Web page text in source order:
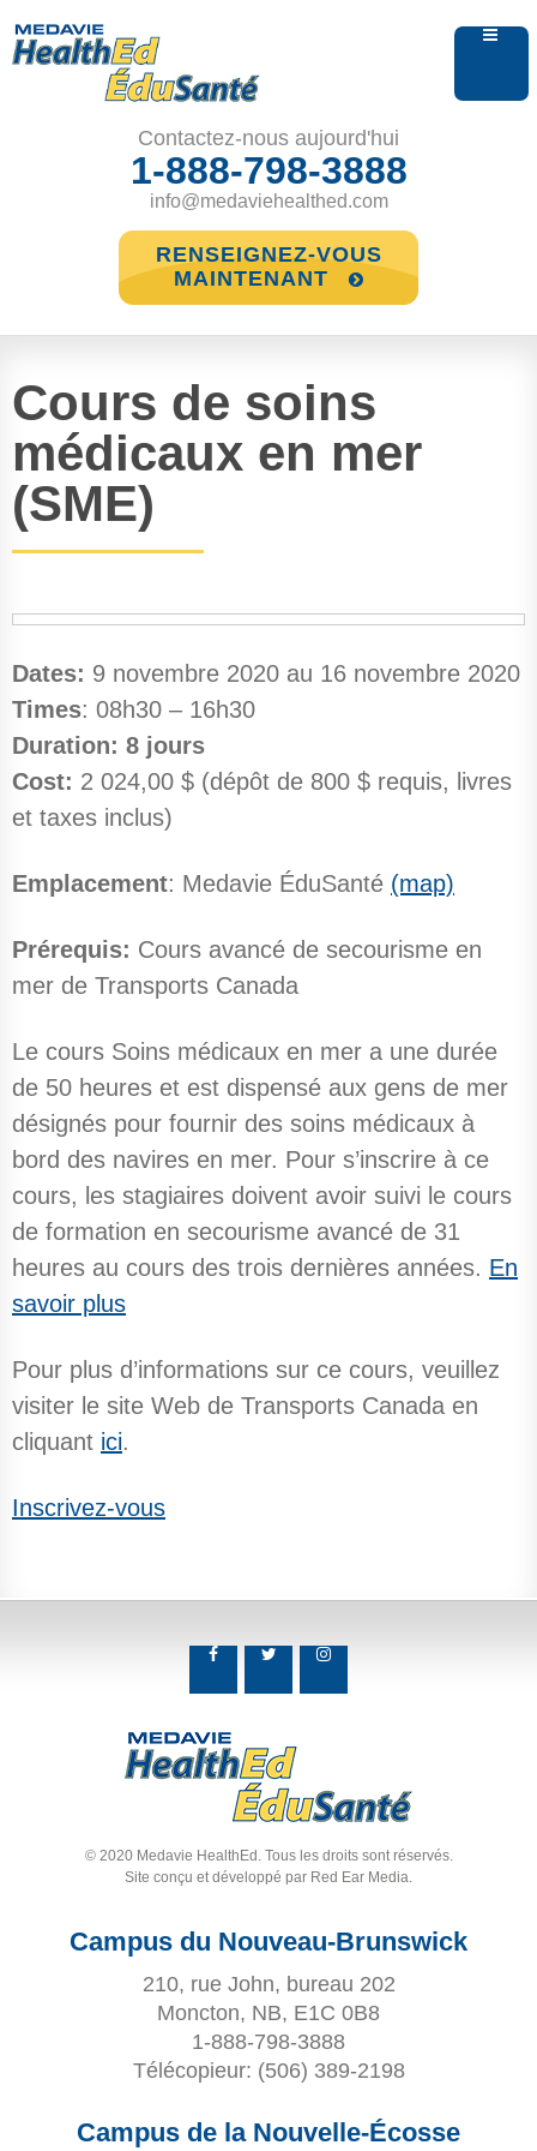
Contactez-nous aujourd'hui
1-888-798-3888
info@medaviehealthed.com
RENSEIGNEZ-VOUS
MAINTENANT
Cours de soins
médicaux en mer
(SME)
Dates: 9 novembre 2020 au 16 novembre 2020
Times: 08h30 – 16h30
Duration: 8 jours
Cost: 2 024,00 $ (dépôt de 800 $ requis, livres
et taxes inclus)
Emplacement: Medavie ÉduSanté (map)
Prérequis: Cours avancé de secourisme en
mer de Transports Canada
Le cours Soins médicaux en mer a une durée
de 50 heures et est dispensé aux gens de mer
désignés pour fournir des soins médicaux à
bord des navires en mer. Pour s’inscrire à ce
cours, les stagiaires doivent avoir suivi le cours
de formation en secourisme avancé de 31
heures au cours des trois dernières années. En
savoir plus
Pour plus d’informations sur ce cours, veuillez
visiter le site Web de Transports Canada en
cliquant ici.
Inscrivez-vous
© 2020 Medavie HealthEd. Tous les droits sont réservés.
Site conçu et développé par Red Ear Media.
Campus du Nouveau-Brunswick
210, rue John, bureau 202
Moncton, NB, E1C 0B8
1-888-798-3888
Télécopieur: (506) 389-2198
Campus de la Nouvelle-Écosse